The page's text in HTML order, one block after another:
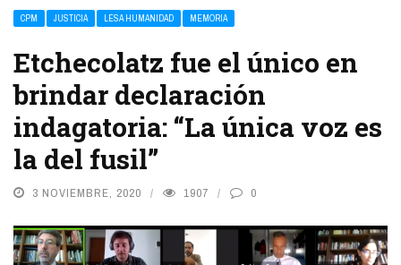
CPM JUSTICIA LESA HUMANIDAD MEMORIA
Etchecolatz fue el único en
brindar declaración
indagatoria: “La única voz es
la del fusil”
3 NOVIEMBRE, 2020 1907 0